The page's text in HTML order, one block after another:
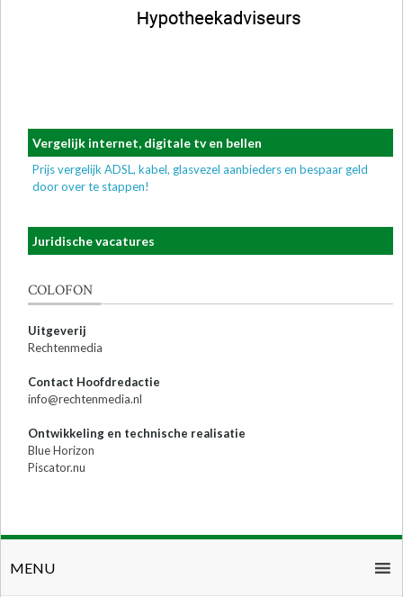
Vergelijk internet, digitale tv en bellen
Prijs vergelijk ADSL, kabel, glasvezel aanbieders en bespaar geld
door over te stappen!
Juridische vacatures
COLOFON
Uitgeverij
Rechtenmedia
Contact Hoofdredactie
info@rechtenmedia.nl
Ontwikkeling en technische realisatie
Blue Horizon
Piscator.nu
MENU